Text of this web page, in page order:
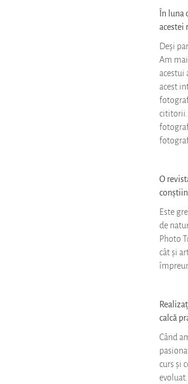
În luna
acestei
Deși
Am
acestui
acest
cititorii.
O
Este
de
Photo
cât și
calcă
Când
curs și